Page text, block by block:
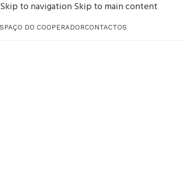
Skip to navigationSkip to main content
DO COOPERADORCONTACTOS